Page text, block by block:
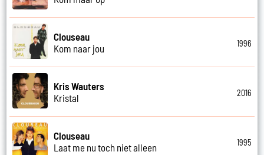
Clouseau
Kom naar jou
1996
Kris Wauters
Kristal
2016
Clouseau
Laat me nu toch niet alleen
1995